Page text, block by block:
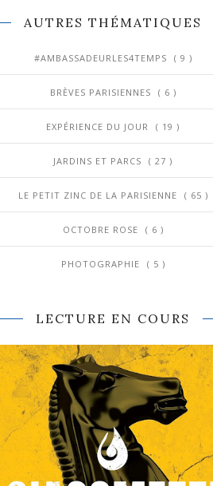
AUTRES THÉMATIQUES
#AMBASSADEURLES4TEMPS ( 9 )
BRÈVES PARISIENNES ( 6 )
EXPÉRIENCE DU JOUR ( 19 )
JARDINS ET PARCS ( 27 )
LE PETIT ZINC DE LA PARISIENNE ( 65 )
OCTOBRE ROSE ( 6 )
PHOTOGRAPHIE ( 5 )
LECTURE EN COURS